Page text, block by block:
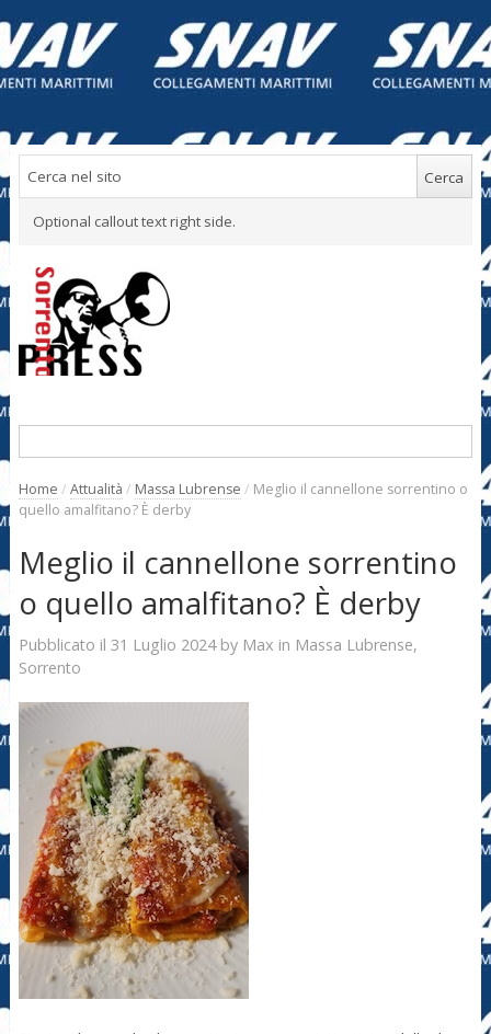
Optional callout text right side.
Home / Attualità / Massa Lubrense / Meglio il cannellone sorrentino o
quello amalfitano? È derby
Meglio il cannellone sorrentino
o quello amalfitano? È derby
Pubblicato il 31 Luglio 2024by Max in Massa Lubrense,
Sorrento